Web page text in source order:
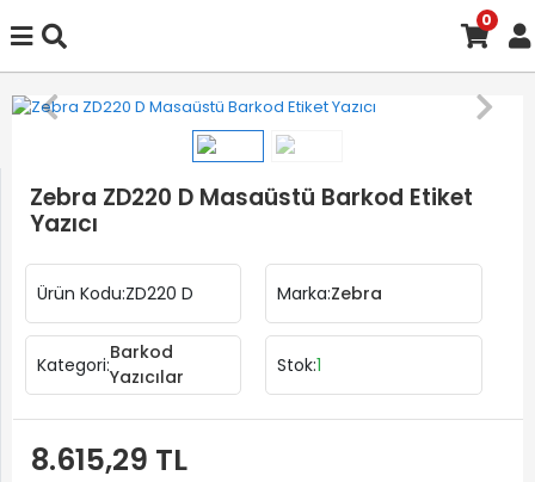
0
Zebra ZD220 D Masaüstü Barkod Etiket
Yazıcı
Ürün Kodu:ZD220 D Marka:Zebra
Kategori:
Barkod
Yazıcılar
Stok:1
8.615,29 TL